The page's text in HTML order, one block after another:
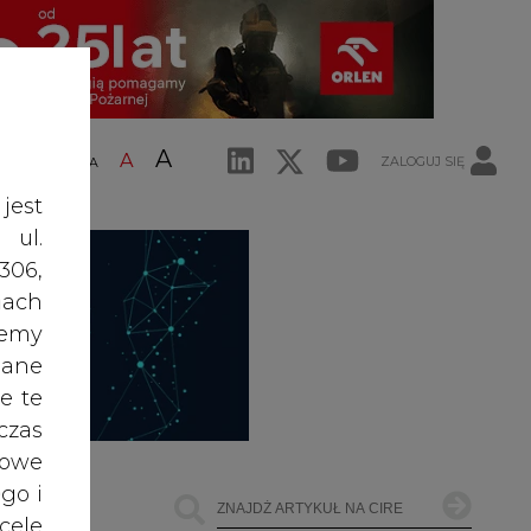
A A A ZALOGUJ SIĘ
ul.
te
i